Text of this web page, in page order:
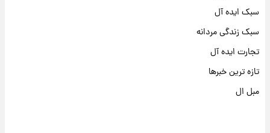
سبک ایده آل
سبک زندگی مردانه
تجارت ایده آل
تازه ترین خبرها
مبل ال